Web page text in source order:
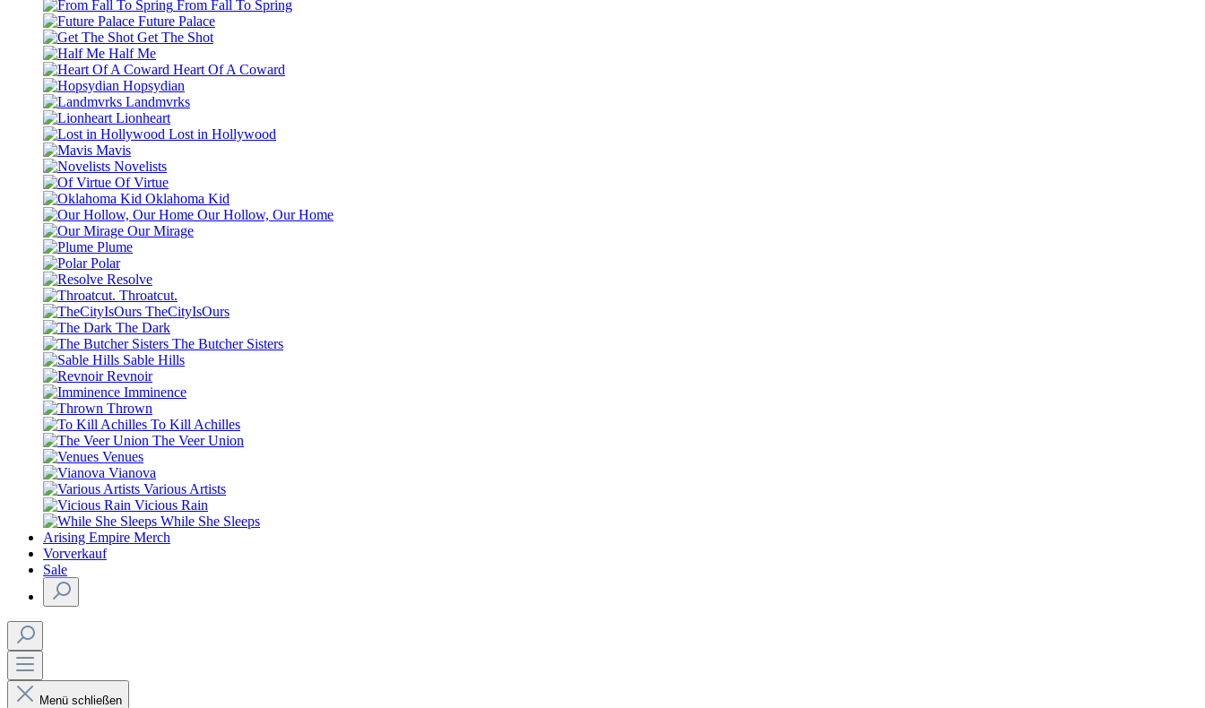
From Fall To Spring
Future Palace
Get The Shot
Half Me
Heart Of A Coward
Hopsydian
Landmvrks
Lionheart
Lost in Hollywood
Mavis
Novelists
Of Virtue
Oklahoma Kid
Our Hollow, Our Home
Our Mirage
Plume
Polar
Resolve
Throatcut.
TheCityIsOurs
The Dark
The Butcher Sisters
Sable Hills
Revnoir
Imminence
Thrown
To Kill Achilles
The Veer Union
Venues
Vianova
Various Artists
Vicious Rain
While She Sleeps
Arising Empire Merch
Vorverkauf
Sale
Menü schließen